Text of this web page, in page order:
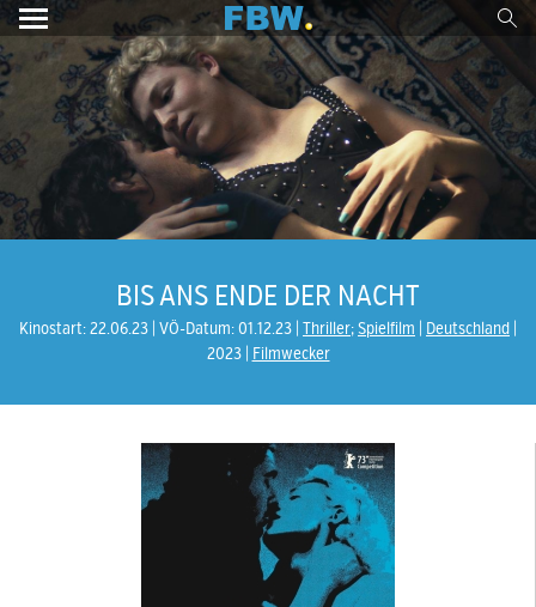
BIS ANS ENDE DER NACHT
Kinostart: 22.06.23 VÖ-Datum: 01.12.23 Thriller;Spielfilm
Deutschland
2023
Filmwecker